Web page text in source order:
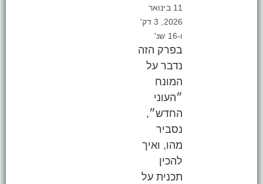
11 בינואר
2026, 3 דק'
ו-16 שנ'
בפרק הזה
נדבר על
המונח
״העוני
החדש״,
נסביר
מהו, ואיך
להכין
תכנית על